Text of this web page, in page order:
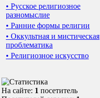
• Русское религиозное
разномыслие
• Ранние формы религии
• Оккультная и мистическая
проблематика
• Религиозное искусство
На сайте: 1 посетитель